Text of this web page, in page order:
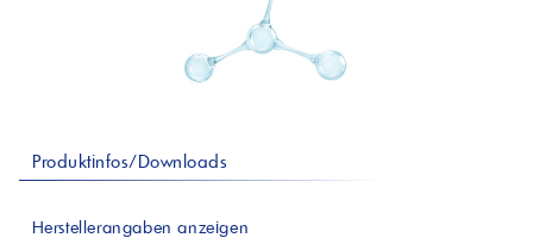
Produktinfos/Downloads
Herstellerangaben anzeigen